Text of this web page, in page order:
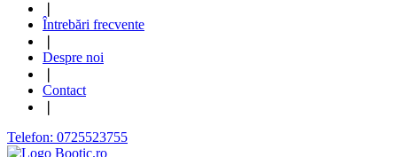
Întrebări frecvente
Despre noi
Contact
Telefon: 0725523755